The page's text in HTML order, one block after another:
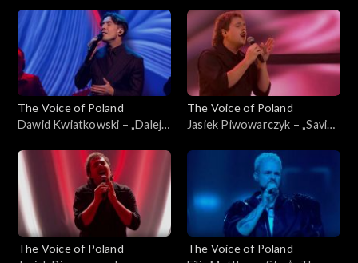
Voice of Poland”, Live 3, 22
listopada 2025
Poland”, Live 3, 22 listopada
2025
The Voice of Poland
Dawid Kwiatkowski – „Dalej,
Live 3, 22 listopada 2025
The Voice of Poland
Jasiek Piwowarczyk – „Saving
Voice of Poland”, Live 3, 22
listopada 2025
The Voice of Poland
The Voice of Poland